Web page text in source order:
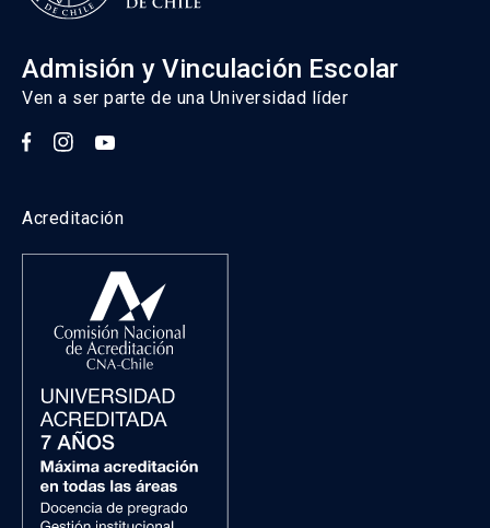
Admisión y Vinculación Escolar
Ven a ser parte de una Universidad líder
Acreditación